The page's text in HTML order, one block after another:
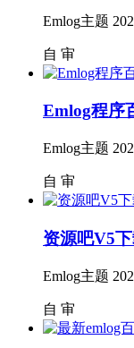
Emlog主题
自 审
Emlog程序
Emlog主题
自 审
资源吧V5
Emlog主题
自 审